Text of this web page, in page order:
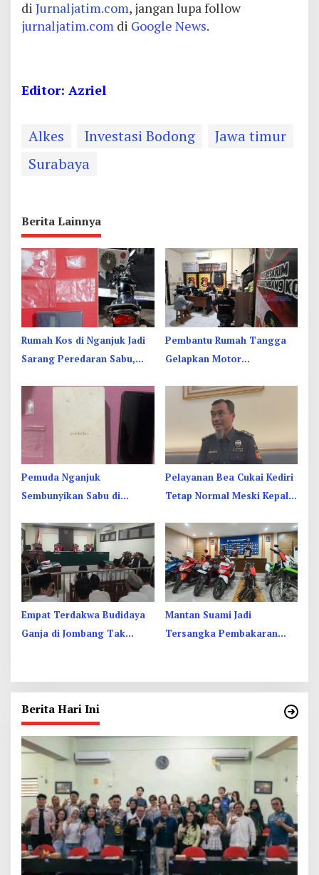
di Jurnaljatim.com, jangan lupa follow
jurnaljatim.com di Google News.
Editor: Azriel
Alkes Investasi Bodong
Jawa timur
Surabaya
Berita Lainnya
Rumah Kos di Nganjuk Jadi
Sarang Peredaran Sabu,
Kediri Ditangkap
Pembantu Rumah Tangga
Gelapkan Motor
Begini Aksi Liciknya
Pemuda Nganjuk
Sembunyikan Sabu di
Ketahuan Juga
Pelayanan Bea Cukai Kediri
Tetap Normal Meski Kepala
Empat Terdakwa Budidaya
Ganja di Jombang Tak
Mantan Suami Jadi
Tersangka Pembakaran
Berita Hari Ini